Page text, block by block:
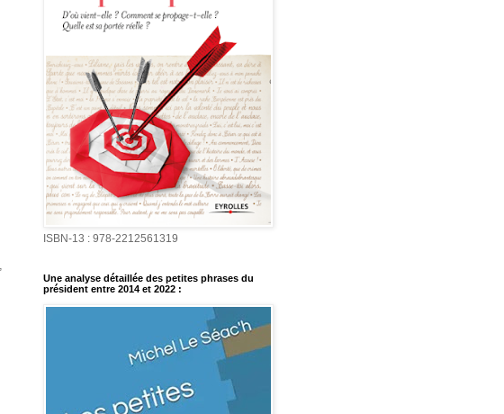
ISBN-13 : 978-2212561319
Une analyse détaillée des petites phrases du
président entre 2014 et 2022 :